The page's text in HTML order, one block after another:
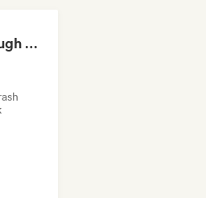
Darren - Loud Enough Magazine